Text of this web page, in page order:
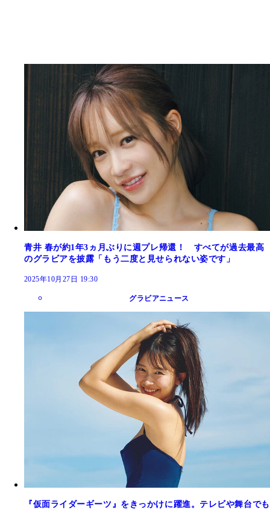
青井 春が約1年3ヵ月ぶりに週プレ帰還！ すべてが過去最高
のグラビアを披露「もう二度と見せられない姿です」
2025年10月27日 19:30
グラビアニュース
『仮面ライダーギーツ』をきっかけに躍進。テレビや舞台でも